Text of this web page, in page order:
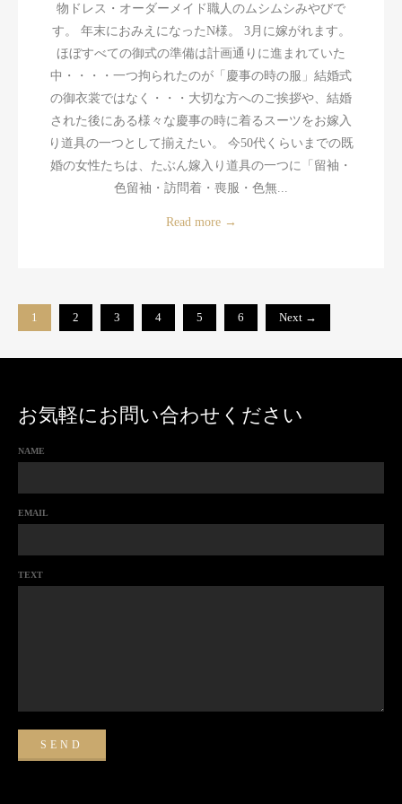
物ドレス・オーダーメイド職人のムシムシみやびで
す。 年末におみえになったN様。 3月に嫁がれます。
ほぼすべての御式の準備は計画通りに進まれていた
中・・・・一つ拘られたのが「慶事の時の服」結婚式
の御衣裳ではなく・・・大切な方へのご挨拶や、結婚
された後にある様々な慶事の時に着るスーツをお嫁入
り道具の一つとして揃えたい。 今50代くらいまでの既
婚の女性たちは、たぶん嫁入り道具の一つに「留袖・
色留袖・訪問着・喪服・色無...
Read more →
1 2 3 4 5 6 Next →
お気軽にお問い合わせください
NAME
EMAIL
TEXT